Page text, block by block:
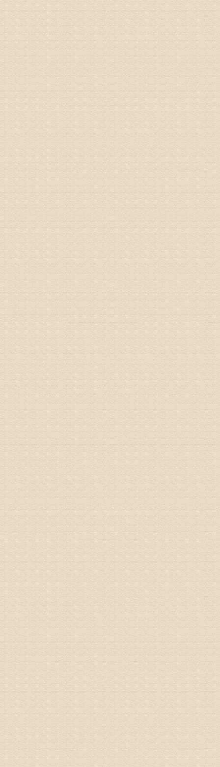
姓名：
病情描
专家回
姓名：
病情描
何？
治疗方
理疗、
病情描
梁断裂
专家回
姓名：
病情描
专家回
建议带
姓名：
病情描
专家回
理疗、
由于我
姓名：
病情描
气，一
来诊请
姓名：
病情描
专家回
病情描
专家回
疗，具
姓名：
病情描
专家回
较严重
院详细
姓名：
病情描
专家回
的。通
姓名：
病情描